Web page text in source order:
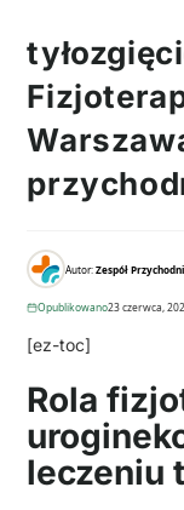
Autor:Zespół
Opublikowano23 czerwca,
[ez-toc]
Rola
leczeniu